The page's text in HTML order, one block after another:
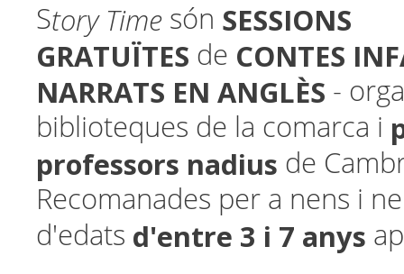
Story Time són SESSIONS
GRATUÏTES de CONTES
NARRATS EN ANGLÈS -
biblioteques de la comarca i
professors nadius de
Recomanades per a nens i
d'edats d'entre 3 i 7 anys